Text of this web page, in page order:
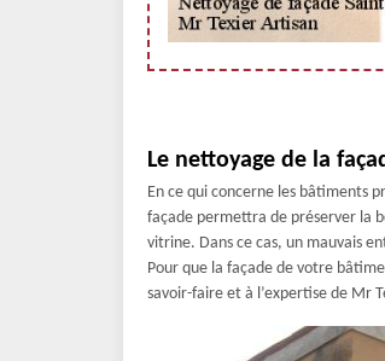
Le nettoyage de la
En ce qui concerne les bâtiments
façade permettra de préserver la
vitrine. Dans ce cas, un mauvais
Pour que la façade de votre
savoir-faire et à l’expertise de Mr